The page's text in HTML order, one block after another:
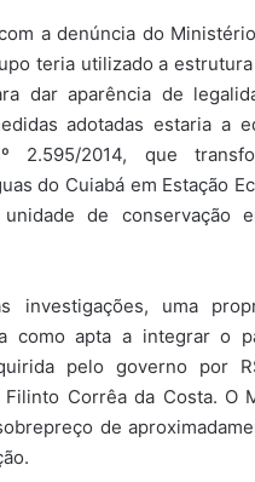
a denúncia do
teria utilizado a
dar aparência de
adotadas estaria a
2.595/2014, que
do Cuiabá em Estação
de conservação
investigações, uma
como apta a integrar o
pelo governo por
Corrêa da Costa. O
de